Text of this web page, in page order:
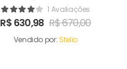
1 Avaliações
R$630,98 R$670,00
Vendido por:Stelio